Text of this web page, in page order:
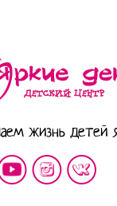
жизнь детей